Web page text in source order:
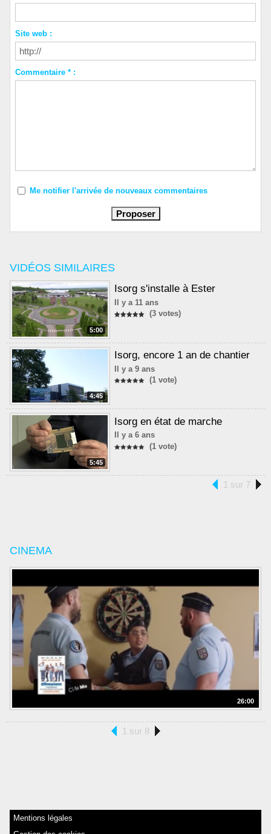
VIDÉOS SIMILAIRES
5:00
Isorg s'installe à Ester
Il y a 11 ans
(3 votes)
4:45
Isorg, encore 1 an de chantier
Il y a 9 ans
(1 vote)
5:45
Isorg en état de marche
Il y a 6 ans
(1 vote)
1 sur 7
CINEMA
26:00
1 sur 8
Site web :
Commentaire * :
Me notifier l'arrivée de nouveaux commentaires
Mentions légales